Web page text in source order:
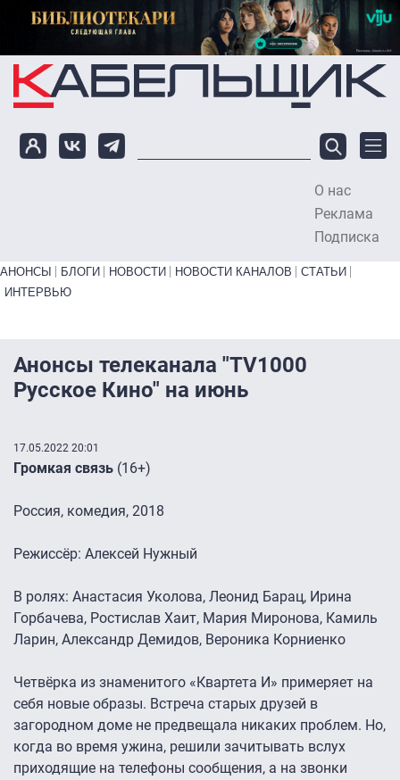
Перейти к основному содержанию
О нас
Реклама
Подписка
Primary links bottom
АНОНСЫ БЛОГИ НОВОСТИ НОВОСТИ КАНАЛОВ
СТАТЬИ
ИНТЕРВЬЮ
Анонсы телеканала "TV1000
Русское Кино" на июнь
17.05.2022 20:01
Громкая связь (16+)
Россия, комедия, 2018
Режиссёр: Алексей Нужный
В ролях: Анастасия Уколова, Леонид Барац, Ирина
Горбачева, Ростислав Хаит, Мария Миронова, Камиль
Ларин, Александр Демидов, Вероника Корниенко
Четвёрка из знаменитого «Квартета И» примеряет на
себя новые образы. Встреча старых друзей в
загородном доме не предвещала никаких проблем. Но,
когда во время ужина, решили зачитывать вслух
приходящие на телефоны сообщения, а на звонки